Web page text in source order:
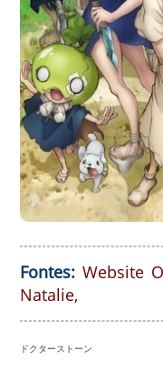
Fontes: Website
Natalie,
ドクターストーン